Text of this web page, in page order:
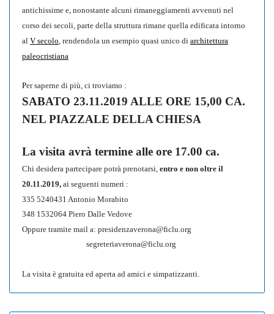
antichissime e, nonostante alcuni rimaneggiamenti avvenuti nel
corso dei secoli, parte della struttura rimane quella edificata intorno
al V secolo, rendendola un esempio quasi unico di architettura
paleocristiana
Per saperne di più, ci troviamo :
SABATO 23.11.2019 ALLE ORE 15,00 CA.
NEL PIAZZALE DELLA CHIESA
La visita avrà termine alle ore 17.00 ca.
Chi desidera partecipare potrà prenotarsi, entro e non oltre il
20.11.2019, ai seguenti numeri :
335 5240431 Antonio Morabito
348 1532064 Piero Dalle Vedove
Oppure tramite mail a: presidenzaverona@ficlu.org
segreteriaverona@ficlu.org
La visita è gratuita ed aperta ad amici e simpatizzanti.